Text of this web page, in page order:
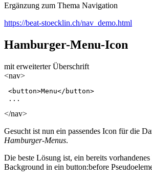
Ergänzung zum Thema Navigation
https://beat-stoecklin.ch/nav_demo.html
Hamburger-Menu-Icon
mit erweiterter Überschrift
<nav>
<button>Menu</button>
</nav>
Gesucht ist nun ein passendes Icon für die
Hamburger-Menus.
Die beste Lösung ist, ein bereits
Background in ein button:before